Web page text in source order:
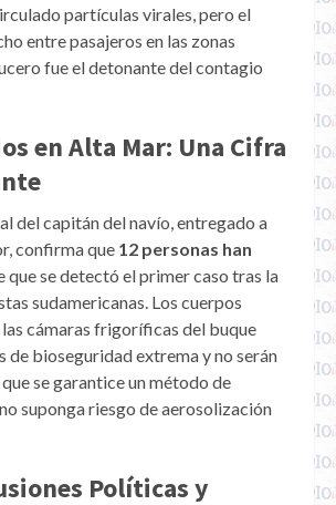
partículas virales, pero el
entre pasajeros en las zonas
fue el detonante del contagio
en Alta Mar: Una Cifra
del capitán del navío, entregado a
confirma que 12 personas han
que se detectó el primer caso tras la
sudamericanas. Los cuerpos
las cámaras frigoríficas del buque
de bioseguridad extrema y no serán
se garantice un método de
suponga riesgo de aerosolización
Políticas y